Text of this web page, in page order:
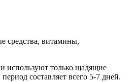
средства, витамины,
используют только щадящие
составляет всего 5-7 дней.